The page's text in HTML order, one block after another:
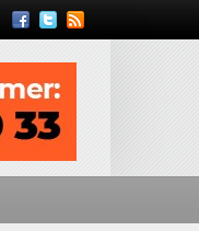
Feed